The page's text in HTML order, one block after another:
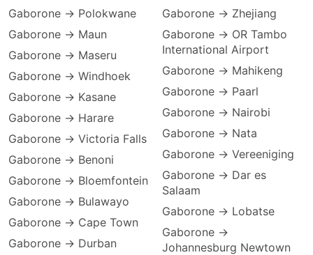
Gaborone → Polokwane
Gaborone → Maun
Gaborone → Maseru
Gaborone → Windhoek
Gaborone → Kasane
Gaborone → Harare
Gaborone → Victoria Falls
Gaborone → Benoni
Gaborone → Bloemfontein
Gaborone → Bulawayo
Gaborone → Cape Town
Gaborone → Durban
Gaborone → Zhejiang
Gaborone → OR Tambo
International Airport
Gaborone → Mahikeng
Gaborone → Paarl
Gaborone → Nairobi
Gaborone → Nata
Gaborone → Vereeniging
Gaborone → Dar es
Salaam
Gaborone → Lobatse
Gaborone →
Johannesburg Newtown